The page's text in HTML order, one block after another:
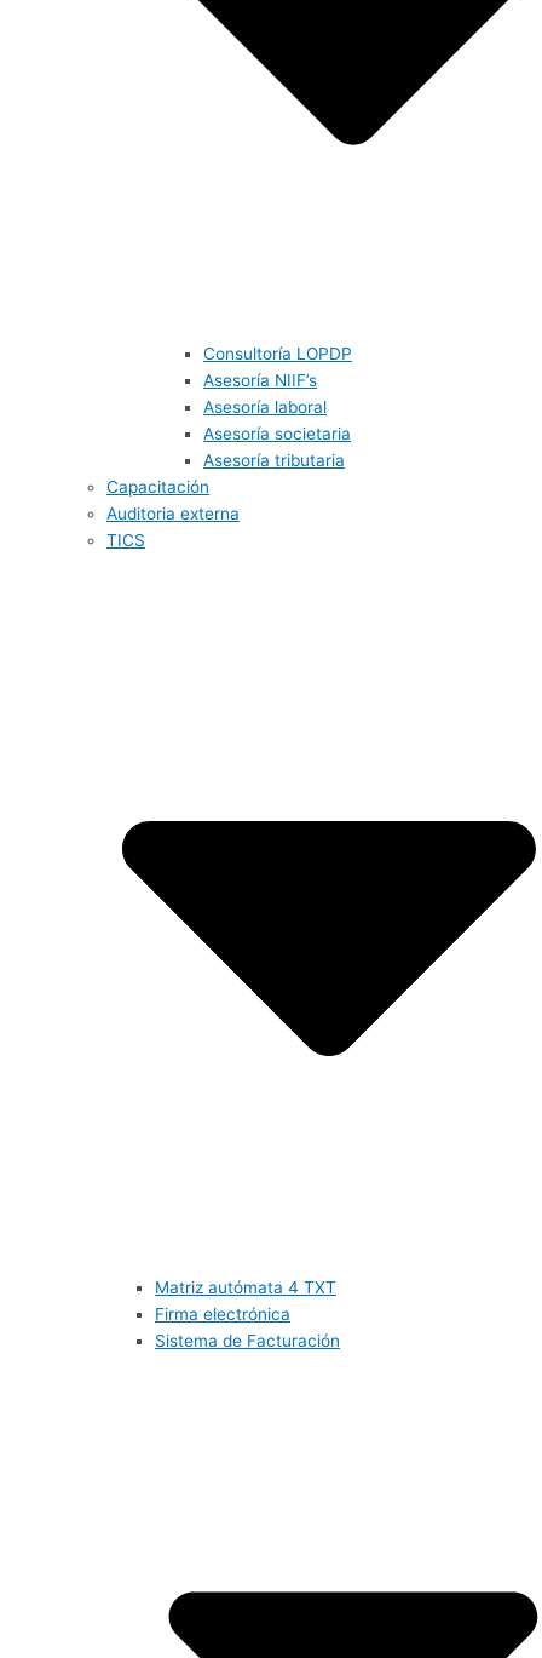
Consultoría LOPDP
Asesoría NIIF’s
Asesoría laboral
Asesoría societaria
Asesoría tributaria
Capacitación
Auditoria externa
TICS
Matriz autómata 4 TXT
Firma electrónica
Sistema de Facturación